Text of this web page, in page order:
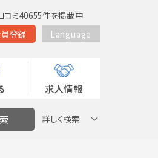
コミ40655件を掲載中
登録 Language
求人情報
詳しく検索